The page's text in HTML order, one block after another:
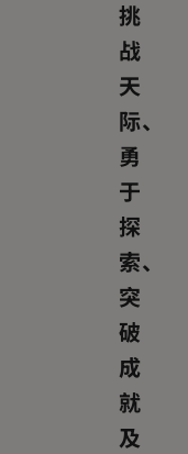
挑
战
天
际、
勇
于
探
索、
突
破
成
就
及